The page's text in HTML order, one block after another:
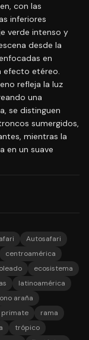
con las
inferiores
verde intenso y
desde la
en
efecto etéreo.
refleja la luz
una
se distinguen
sumergidos,
mientras la
en un suave
Autosafari
centroamérica
ecosistema
latinoamérica
araña
primate
rama
trópico